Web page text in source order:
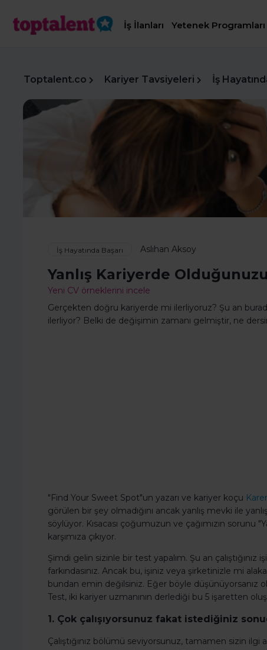
İş İlanları Yetenek Programları
Toptalent.co Kariyer Tavsiyeleri İş
İş Hayatında Başarı Aslıhan Aksoy
Yanlış Kariyerde
Yeni CV örneklerini incele
Gerçekten doğru kariyerde mi ilerliyoruz? Şu an
ilerliyor? Belki de değişimin zamanı gelmiştir, ne
"Find Your Sweet Spot"un yazarı ve kariyer koçu
görülen bir şey olmadığını ancak yanlış mevki ile
söylüyor. Kısacası çoğumuzun ve çağımızın sorunu
karşımıza çıkıyor.
Şimdi gelin sizinle bir test yapalım. Şu an
farkındasınız. Ancak bu, işiniz veya şirketinizle mi
bundan emin değilsiniz. Eğer böyle düşünüyorsanız
Test, iki kariyer uzmanının derlediği bu 5 işaretten
1. Çok çalışıyorsunuz fakat istediğiniz
Çalıştığınız bölümü seviyorsunuz, tamamen sizin ilgi